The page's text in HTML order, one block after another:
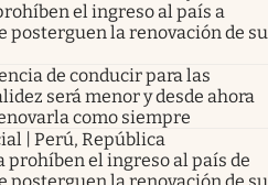
el ingreso al país a
posterguen la renovación de su
de conducir para las
será menor y desde ahora
como siempre
| Perú, República
prohíben el ingreso al país de